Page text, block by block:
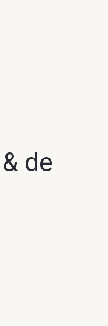
de